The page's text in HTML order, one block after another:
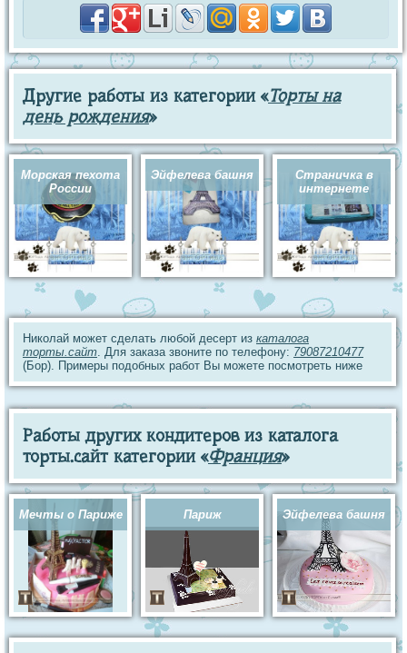
Другие работы из категории «Торты на
день рождения»
Морская пехота
России
Эйфелева башня
Страничка в
интернете
Николай может сделать любой десерт из каталога
торты.сайт. Для заказа звоните по телефону: 79087210477
(Бор). Примеры подобных работ Вы можете посмотреть ниже
Работы других кондитеров из каталога
торты.сайт категории «Франция»
Мечты о Париже Париж Эйфелева башня